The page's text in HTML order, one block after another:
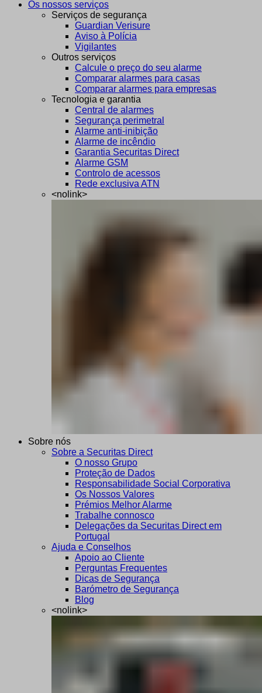
Os nossos serviços
Serviços de segurança
Guardian Verisure
Aviso à Polícia
Vigilantes
Outros serviços
Calcule o preço do seu alarme
Comparar alarmes para casas
Comparar alarmes para empresas
Tecnologia e garantia
Central de alarmes
Segurança perimetral
Alarme anti-inibição
Alarme de incêndio
Garantia Securitas Direct
Alarme GSM
Controlo de acessos
Rede exclusiva ATN
<nolink>
Sobre nós
Sobre a Securitas Direct
O nosso Grupo
Proteção de Dados
Responsabilidade Social Corporativa
Os Nossos Valores
Prémios Melhor Alarme
Trabalhe connosco
Delegações da Securitas Direct em
Portugal
Ajuda e Conselhos
Apoio ao Cliente
Perguntas Frequentes
Dicas de Segurança
Barómetro de Segurança
Blog
<nolink>